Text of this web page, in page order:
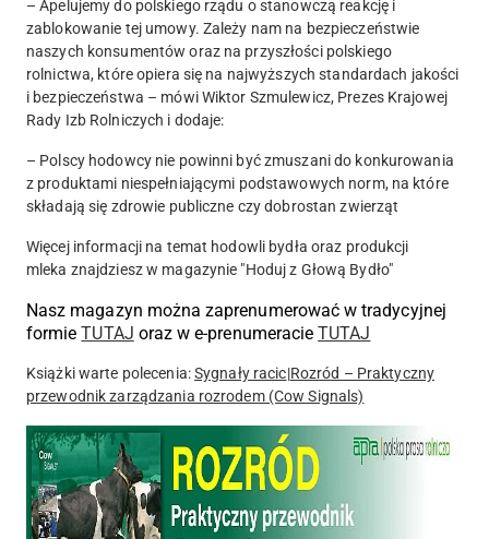
– Apelujemy do polskiego rządu o stanowczą reakcję i
zablokowanie tej umowy. Zależy nam na bezpieczeństwie
naszych konsumentów oraz na przyszłości polskiego
rolnictwa, które opiera się na najwyższych standardach jakości
i bezpieczeństwa – mówiWiktor Szmulewicz, Prezes Krajowej
Rady Izb Rolniczych i dodaje:
– Polscy hodowcy nie powinni być zmuszani do konkurowania
z produktami niespełniającymi podstawowych norm, na które
składają się zdrowie publiczne czy dobrostan zwierząt
Więcej informacji na temat hodowli bydła oraz produkcji
mleka znajdziesz w magazynie "Hoduj z Głową Bydło"
Nasz magazyn można zaprenumerować w tradycyjnej
formieTUTAJ oraz we-prenumeracieTUTAJ
Książki warte polecenia:Sygnały racic|Rozród – Praktyczny
przewodnik zarządzania rozrodem (Cow Signals)